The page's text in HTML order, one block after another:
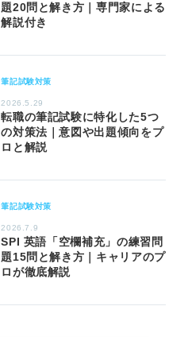
題20問と解き方｜専門家による
解説付き
筆記試験対策
2026.5.29
転職の筆記試験に特化した5つ
の対策法｜意図や出題傾向をプ
ロと解説
筆記試験対策
2026.7.9
SPI 英語「空欄補充」の練習問
題15問と解き方｜キャリアのプ
ロが徹底解説